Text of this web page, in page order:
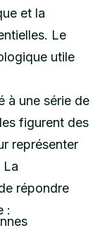
et la
Le
utile
à une série de
figurent des
représenter
La
répondre
: